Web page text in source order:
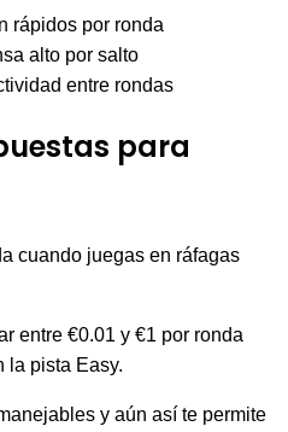
rápidos por ronda
alto por salto
entre rondas
para
cuando juegas en ráfagas
entre €0.01 y €1 por ronda
la pista Easy.
y aún así te permite